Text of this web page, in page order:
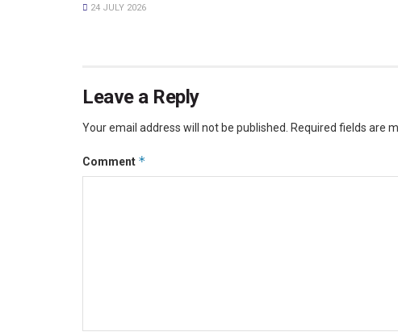
24 JULY 2026
Leave a Reply
Your email address will not be published. Required fields are
Comment *